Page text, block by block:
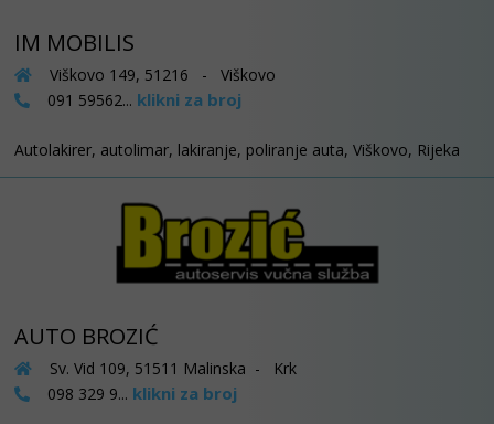
IM MOBILIS
Viškovo 149, 51216 - Viškovo
091 59562... klikni za broj
Autolakirer, autolimar, lakiranje, poliranje auta, Viškovo, Rijeka
AUTO BROZIĆ
Sv. Vid 109, 51511 Malinska - Krk
098 329 9... klikni za broj